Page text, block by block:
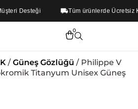
Desteği Tüm ürünlerde Ücretsiz
0
/ Güneş Gözlüğü / Philippe V
Titanyum Unisex Güneş